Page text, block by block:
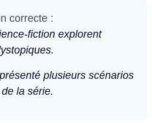
correcte :
fiction explorent
plusieurs scénarios
la série.